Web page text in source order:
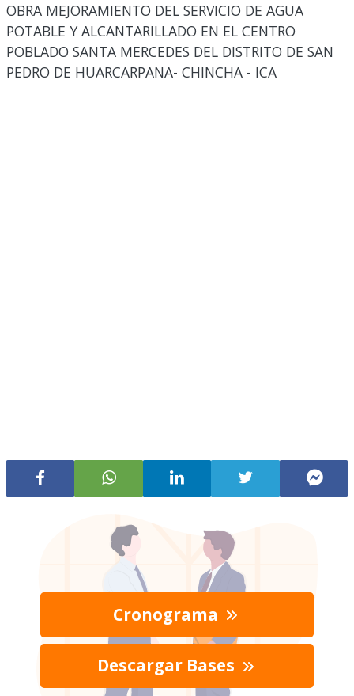
OBRA MEJORAMIENTO DEL SERVICIO DE AGUA
POTABLE Y ALCANTARILLADO EN EL CENTRO
POBLADO SANTA MERCEDES DEL DISTRITO DE SAN
PEDRO DE HUARCARPANA- CHINCHA - ICA
Cronograma
Descargar Bases